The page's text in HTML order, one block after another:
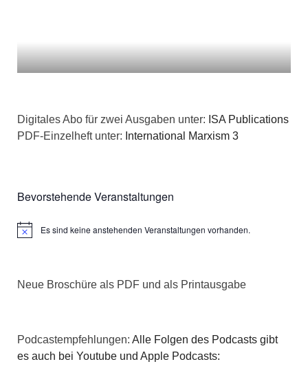
Digitales Abo für zwei Ausgaben unter: ISA Publications
PDF-Einzelheft unter: International Marxism 3
Bevorstehende Veranstaltungen
HinweisEs sind keine anstehenden Veranstaltungen vorhanden.
Neue Broschüre als PDF und als Printausgabe
Podcastempfehlungen: Alle Folgen des Podcasts gibt
es auch bei Youtube und Apple Podcasts: